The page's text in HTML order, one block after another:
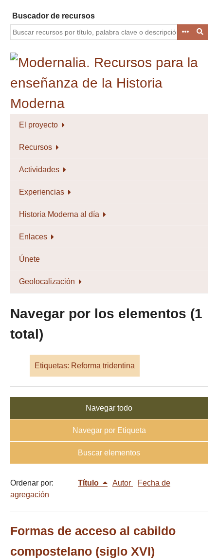
contenido
principal
Buscador de recursos
El proyecto
Recursos
Actividades
Experiencias
Historia Moderna al día
Enlaces
Únete
Geolocalización
Navegar por los elementos (1
total)
Etiquetas: Reforma tridentina
Navegar todo
Navegar por Etiqueta
Buscar elementos
Ordenar por: Título Autor
Fecha de
agregación
Formas de acceso al cabildo
compostelano (siglo XVI)